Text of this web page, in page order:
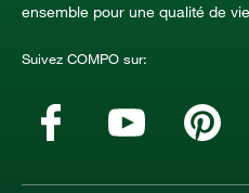
ensemble pour une qualité de
Suivez COMPO sur: